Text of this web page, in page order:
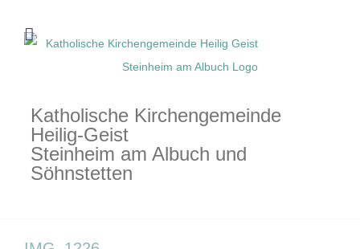
Inhalt
Katholische Kirchengemeinde
Heilig-Geist
Steinheim am Albuch und
Söhnstetten